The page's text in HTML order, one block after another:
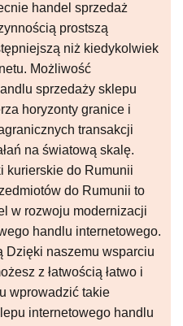
handel sprzedaż
prostszą
niż kiedykolwiek
Możliwość
sprzedaży sklepu
horyzonty granice i
transakcji
na światową skalę.
kurierskie do Rumunii
do Rumunii to
w rozwoju modernizacji
handlu internetowego.
Dzięki naszemu wsparciu
z łatwością łatwo i
wprowadzić takie
internetowego handlu